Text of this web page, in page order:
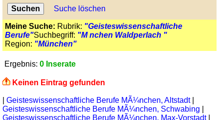
Suche löschen
Meine Suche: Rubrik: "Geisteswissenschaftliche
Berufe"Suchbegriff: "M nchen Waldperlach "
Region: "München"
Ergebnis: 0 Inserate
Keinen Eintrag gefunden
Geisteswissenschaftliche Berufe MÃ¼nchen, Altstadt
Geisteswissenschaftliche Berufe MÃ¼nchen, Schwabing
Geisteswissenschaftliche Berufe MÃ¼nchen, Max-Vorstadt